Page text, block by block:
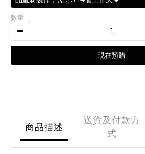
數量
現在預購
商品描述
送貨及付款方
式